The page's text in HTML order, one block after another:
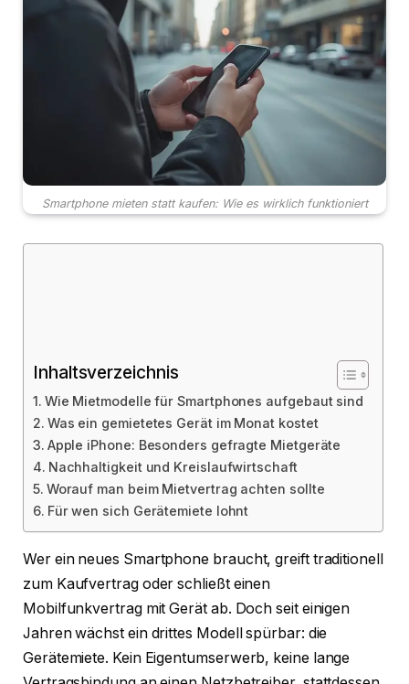
Smartphone mieten statt kaufen: Wie es wirklich funktioniert
Inhaltsverzeichnis
Wie Mietmodelle für Smartphones aufgebaut sind
Was ein gemietetes Gerät im Monat kostet
Apple iPhone: Besonders gefragte Mietgeräte
Nachhaltigkeit und Kreislaufwirtschaft
Worauf man beim Mietvertrag achten sollte
Für wen sich Gerätemiete lohnt
Wer ein neues Smartphone braucht, greift traditionell
zum Kaufvertrag oder schließt einen
Mobilfunkvertrag mit Gerät ab. Doch seit einigen
Jahren wächst ein drittes Modell spürbar: die
Gerätemiete. Kein Eigentumserwerb, keine lange